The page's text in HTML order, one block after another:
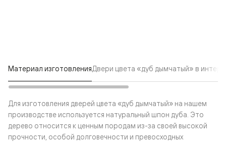
Материал изготовленияДвери цвета «дуб дымчатый» в
Для изготовления дверей цвета «дуб дымчатый» на нашем
производстве используется натуральный шпон дуба. Это
дерево относится к ценным породам из-за своей высокой
прочности, особой долговечности и превосходных